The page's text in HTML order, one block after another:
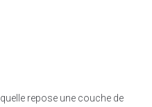
repose une couche de